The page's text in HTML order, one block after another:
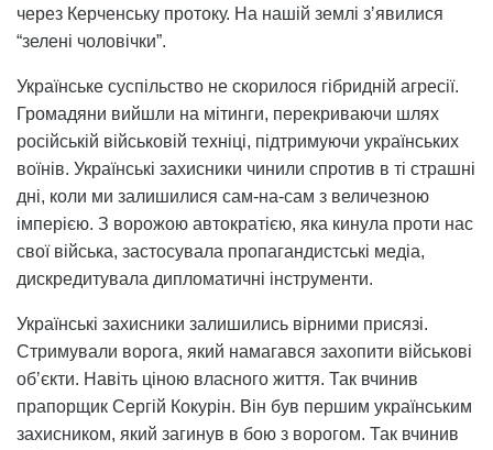
через Керченську протоку. На нашій землі зʼявилися
“зелені чоловічки”.
Українське суспільство не скорилося гібридній агресії.
Громадяни вийшли на мітинги, перекриваючи шлях
російській військовій техніці, підтримуючи українських
воїнів. Українські захисники чинили спротив в ті страшні
дні, коли ми залишилися сам-на-сам з величезною
імперією. З ворожою автократією, яка кинула проти нас
свої війська, застосувала пропагандистські медіа,
дискредитувала дипломатичні інструменти.
Українські захисники залишились вірними присязі.
Стримували ворога, який намагався захопити військові
обʼєкти. Навіть ціною власного життя. Так вчинив
прапорщик Сергій Кокурін. Він був першим українським
захисником, який загинув в бою з ворогом. Так вчинив